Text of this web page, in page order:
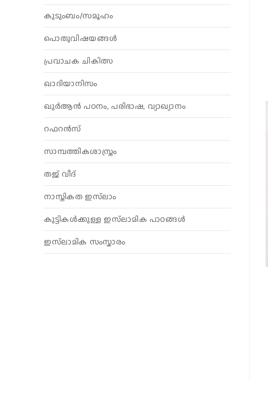
കുടുംബം/സമൂഹം
പൊതുവിഷയങ്ങൾ
പ്രവാചക ചികിത്സ
ഖാദിയാനിസം
ഖുർആൻ പഠനം, പരിഭാഷ, വ്യാഖ്യാനം
റഫറൻസ്
സാമ്പത്തികശാസ്ത്രം
തജ് വീദ്
നാസ്തികത ഇസ്‌ലാം
കുട്ടികൾക്കുള്ള ഇസ്‌ലാമിക പാഠങ്ങൾ
ഇസ്‌ലാമിക സംസ്കാരം